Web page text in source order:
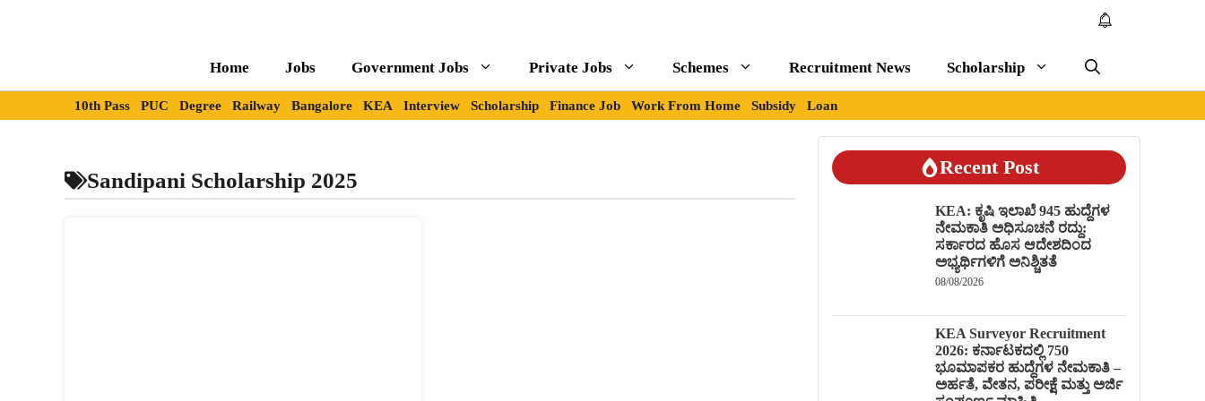
Home Jobs Government Jobs Private Jobs Schemes Recruitment News Scholarship
10th Pass PUC Degree Railway Bangalore KEA Interview Scholarship Finance Job Work From Home Subsidy Loan
Sandipani Scholarship 2025
Recent Post
KEA: ಕೃಷಿ ಇಲಾಖೆ 945 ಹುದ್ದೆಗಳ
ನೇಮಕಾತಿ ಅಧಿಸೂಚನೆ ರದ್ದು:
ಸರ್ಕಾರದ ಹೊಸ ಆದೇಶದಿಂದ
ಅಭ್ಯರ್ಥಿಗಳಿಗೆ ಅನಿಶ್ಚಿತತೆ
08/08/2026
KEA Surveyor Recruitment
2026: ಕರ್ನಾಟಕದಲ್ಲಿ 750
ಭೂಮಾಪಕರ ಹುದ್ದೆಗಳ ನೇಮಕಾತಿ –
ಅರ್ಹತೆ, ವೇತನ, ಪರೀಕ್ಷೆ ಮತ್ತು ಅರ್ಜಿ